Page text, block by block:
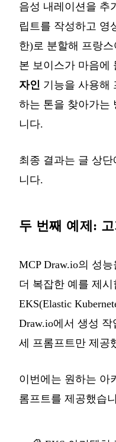
음성 내레이션을 추
립트를 작성하고 영
한)로 분할해 프랑
본 보이스가 마음에
자인 기능을 사용해
하는 톤을 찾아가는
니다.
최종 결과는 글 상
니다.
두 번째 예제:
MCP Draw.io의 성
더 복잡한 예를 제
EKS(Elastic
Draw.io에서 생성
세 프롬프트만 제공
이번에는 원하는 아
롬프트를 제공했습